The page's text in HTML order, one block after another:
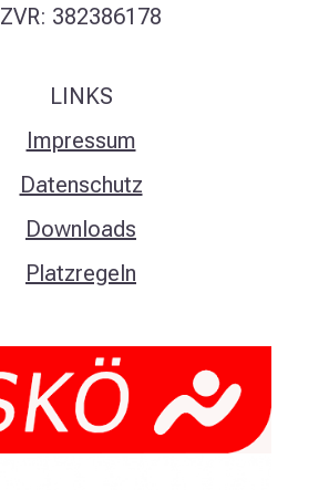
ZVR: 382386178
LINKS
Impressum
Datenschutz
Downloads
Platzregeln